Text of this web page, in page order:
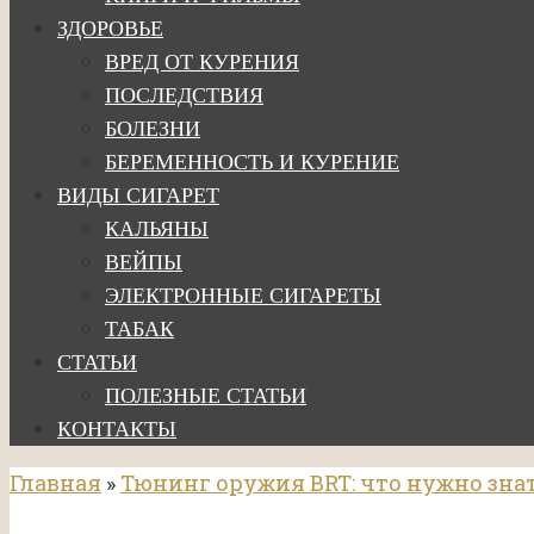
ЗДОРОВЬЕ
ВРЕД ОТ КУРЕНИЯ
ПОСЛЕДСТВИЯ
БОЛЕЗНИ
БЕРЕМЕННОСТЬ И КУРЕНИЕ
ВИДЫ СИГАРЕТ
КАЛЬЯНЫ
ВЕЙПЫ
ЭЛЕКТРОННЫЕ СИГАРЕТЫ
ТАБАК
СТАТЬИ
ПОЛЕЗНЫЕ СТАТЬИ
КОНТАКТЫ
Главная » Тюнинг оружия BRT: что нужно